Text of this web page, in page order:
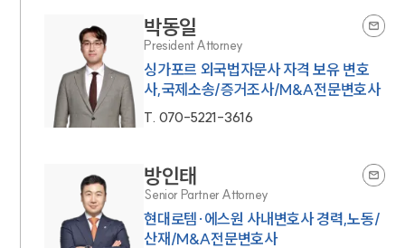
인재채용
만화로 보는 사례
박동일
President Attorney
싱가포르 외국법자문사 자격 보유 변호
사,국제소송/증거조사/M&A전문변호사
T. 070-5221-3616
방인태
Senior Partner Attorney
현대로템·에스원 사내변호사 경력,노동/
산재/M&A전문변호사